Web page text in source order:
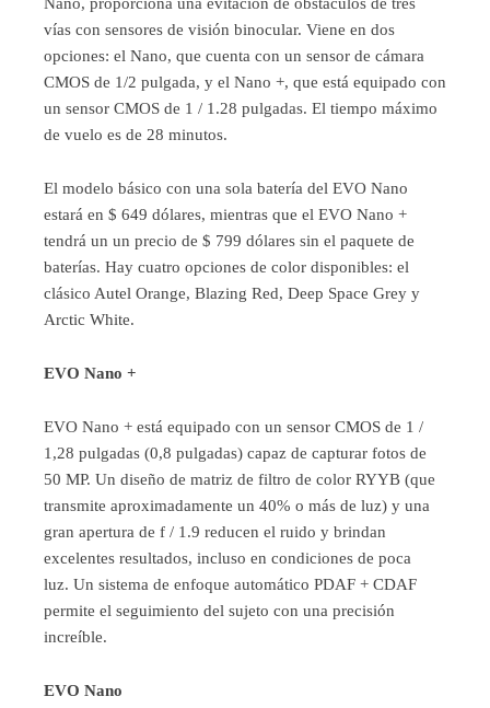
vías con sensores de visión binocular. Viene en dos
opciones: el Nano, que cuenta con un sensor de cámara
CMOS de 1/2 pulgada, y el Nano +, que está equipado con
un sensor CMOS de 1 / 1.28 pulgadas. El tiempo máximo
de vuelo es de 28 minutos.
El modelo básico con una sola batería del EVO Nano
estará en $ 649 dólares, mientras que el EVO Nano +
tendrá un un precio de $ 799 dólares sin el paquete de
baterías. Hay cuatro opciones de color disponibles: el
clásico Autel Orange, Blazing Red, Deep Space Grey y
Arctic White.
EVO Nano +
EVO Nano + está equipado con un sensor CMOS de 1 /
1,28 pulgadas (0,8 pulgadas) capaz de capturar fotos de
50 MP. Un diseño de matriz de filtro de color RYYB (que
transmite aproximadamente un 40% o más de luz) y una
gran apertura de f / 1.9 reducen el ruido y brindan
excelentes resultados, incluso en condiciones de poca
luz. Un sistema de enfoque automático PDAF + CDAF
permite el seguimiento del sujeto con una precisión
increíble.
EVO Nano